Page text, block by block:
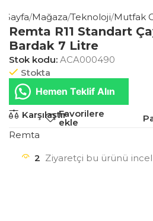
Sayfa Mağaza Teknoloji Mutfak
Remta R11 Standart
Bardak 7 Litre
Stok kodu: ACA000490
Stokta
Hemen Teklif Alın
KarşılaştırFavorilere
ekle
Remta
2 Ziyaretçi bu ürünü